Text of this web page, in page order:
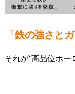
「鉄の強さと
それが“高品位ホー